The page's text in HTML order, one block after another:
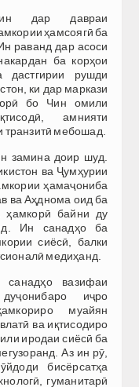
дар давраи
ҳамсоягӣ ба
раванд дар асоси
ба корҳои
дастгирии рушди
ки дар маркази
бо Чин омили
амнияти
транзитӣ мебошад.
замина доир шуд.
ва Ҷумҳурии
ҳамаҷониба
ва Аҳднома оид ба
ҳамкорӣ байни ду
Ин санадҳо ба
сиёсӣ, балки
медиҳанд.
вазифаи
иҷро
муайян
ва иқтисодиро
иродаи сиёсӣ ба
Аз ин рӯ,
бисёрсатҳа
гуманитарӣ